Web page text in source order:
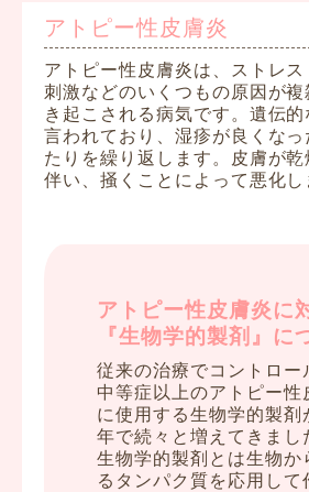
アトピー性皮膚炎
アトピー性皮膚炎は、ストレス
刺激などのいくつもの原因が複
き起こされる病気です。遺伝的
言われており、湿疹が良くなっ
たりを繰り返します。皮膚が
伴い、掻くことによって悪化し
アトピー性皮膚炎に
『生物学的製剤』に
従来の治療でコントロー
中等症以上のアトピー性
に使用する生物学的製剤
年で続々と増えてきまし
生物学的製剤とは生物か
るタンパク質を応用して